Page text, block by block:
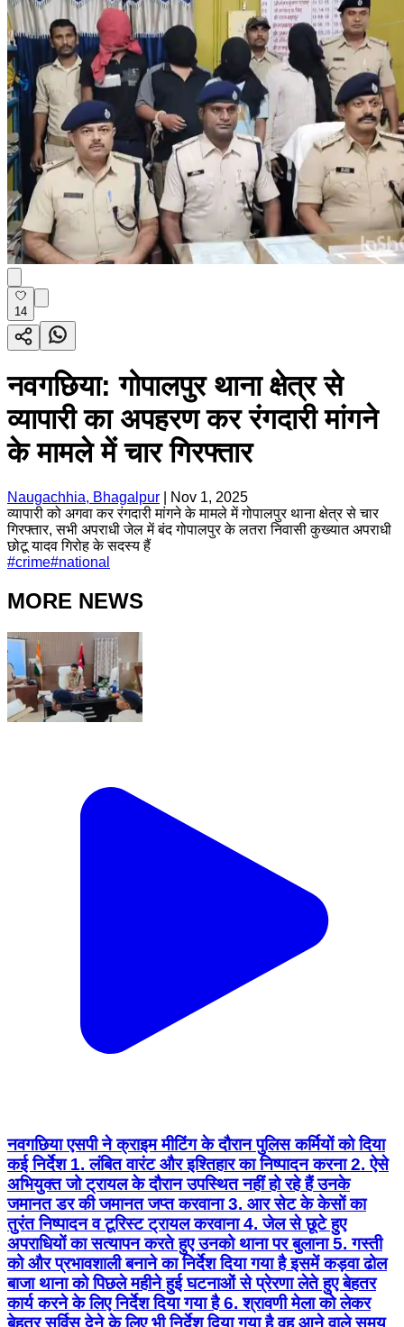
14
नवगछिया: गोपालपुर थाना क्षेत्र से
व्यापारी का अपहरण कर रंगदारी मांगने
के मामले में चार गिरफ्तार
Naugachhia, Bhagalpur
Nov 1, 2025
व्यापारी को अगवा कर रंगदारी मांगने के मामले में गोपालपुर थाना क्षेत्र से चार
गिरफ्तार, सभी अपराधी जेल में बंद गोपालपुर के लतरा निवासी कुख्यात अपराधी
छोटू यादव गिरोह के सदस्य हैं
#crime#national
MORE NEWS
नवगछिया एसपी ने क्राइम मीटिंग के दौरान पुलिस कर्मियों को दिया
कई निर्देश 1. लंबित वारंट और इश्तिहार का निष्पादन करना 2. ऐसे
अभियुक्त जो ट्रायल के दौरान उपस्थित नहीं हो रहे हैं उनके
जमानत डर की जमानत जप्त करवाना 3. आर सेट के केसों का
तुरंत निष्पादन व टूरिस्ट ट्रायल करवाना 4. जेल से छूटे हुए
अपराधियों का सत्यापन करते हुए उनको थाना पर बुलाना 5. गस्ती
को और प्रभावशाली बनाने का निर्देश दिया गया है इसमें कड़वा ढोल
बाजा थाना को पिछले महीने हुई घटनाओं से प्रेरणा लेते हुए बेहतर
कार्य करने के लिए निर्देश दिया गया है 6. श्रावणी मेला को लेकर